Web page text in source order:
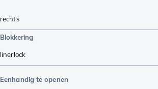
rechts
Blokkering
linerlock
Eenhandig te openen